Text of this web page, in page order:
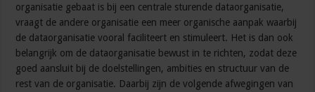
organisatie gebaat is bij een centrale sturende dataorganisatie,
vraagt de andere organisatie een meer organische aanpak waarbij
de dataorganisatie vooral faciliteert en stimuleert. Het is dan ook
belangrijk om de dataorganisatie bewust in te richten, zodat deze
goed aansluit bij de doelstellingen, ambities en structuur van de
rest van de organisatie. Daarbij zijn de volgende afwegingen van